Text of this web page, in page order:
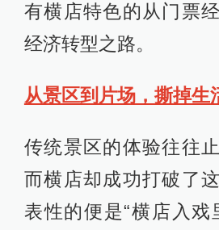
有横店特色的从门票
经济转型之路。
从景区到片场，撕掉生
传统景区的体验往往
而横店却成功打破了
表性的便是“横店入戏